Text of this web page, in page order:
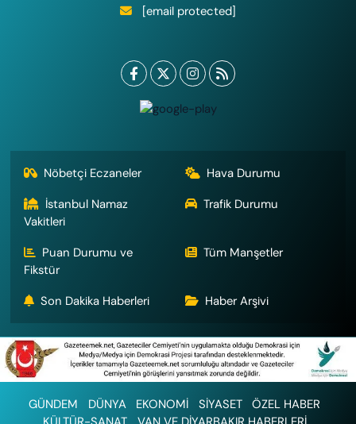
[email protected]
Nöbetçi Eczaneler
Hava Durumu
İstanbul Namaz
Vakitleri
Trafik Durumu
Puan Durumu ve
Fikstür
Tüm Manşetler
Son Dakika Haberleri Haber Arşivi
GÜNDEM DÜNYA EKONOMİ SİYASET
ÖZEL HABER